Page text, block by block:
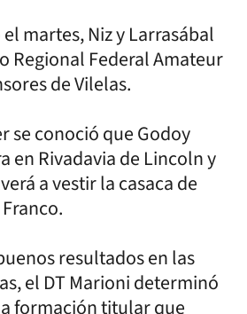
martes, Niz y Larrasábal
Regional Federal Amateur
de Vilelas.
se conoció que Godoy
en Rivadavia de Lincoln y
a vestir la casaca de
resultados en las
el DT Marioni determinó
formación titular que